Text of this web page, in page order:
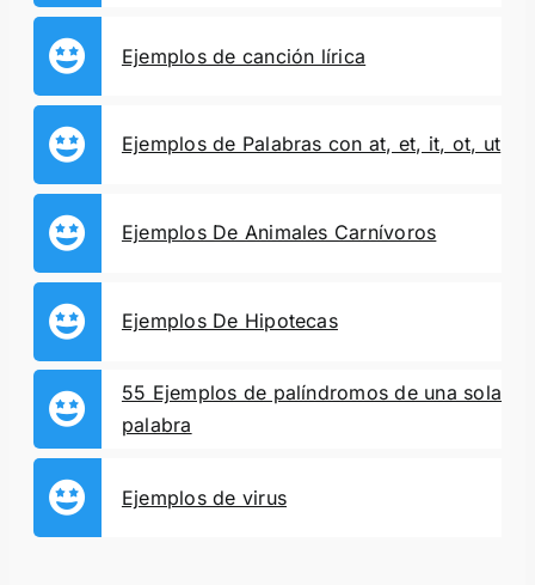
Ejemplos de canción lírica
Ejemplos de Palabras con at, et, it, ot, ut
Ejemplos De Animales Carnívoros
Ejemplos De Hipotecas
55 Ejemplos de palíndromos de una sola
palabra
Ejemplos de virus